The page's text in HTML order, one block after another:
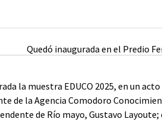
la muestra EDUCO 2025, en un
de la Agencia Comodoro
de Río mayo, Gustavo